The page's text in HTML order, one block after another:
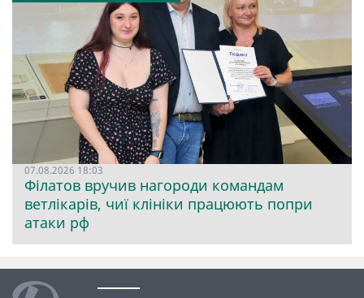
07.08.2026 18:03
Філатов вручив нагороди командам
ветлікарів, чиї клініки працюють попри
атаки рф